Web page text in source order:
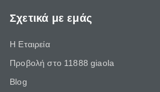
Σχετικά με εμάς
Η Εταιρεία
Προβολή στο 11888 giaola
Blog